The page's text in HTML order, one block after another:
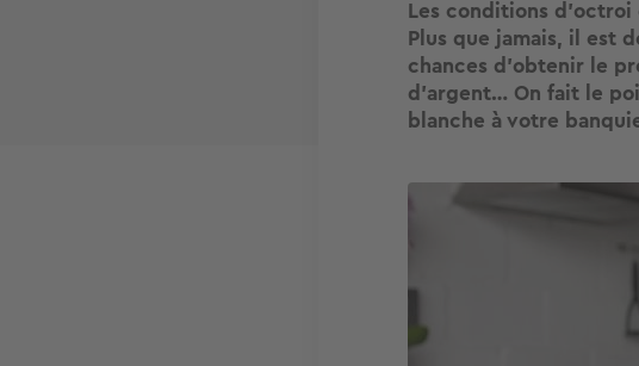
Les conditions
Plus que jamais, il est
chances d’obtenir le
d’argent… On fait le
blanche à votre
Image